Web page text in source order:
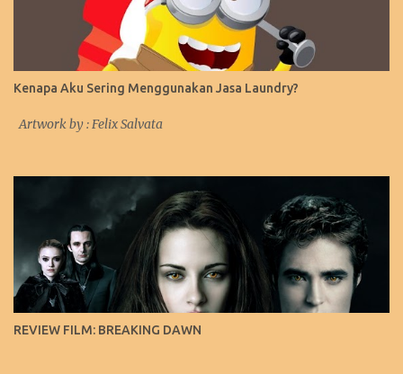
Kenapa Aku Sering Menggunakan Jasa Laundry?
Artwork by : Felix Salvata
REVIEW FILM: BREAKING DAWN